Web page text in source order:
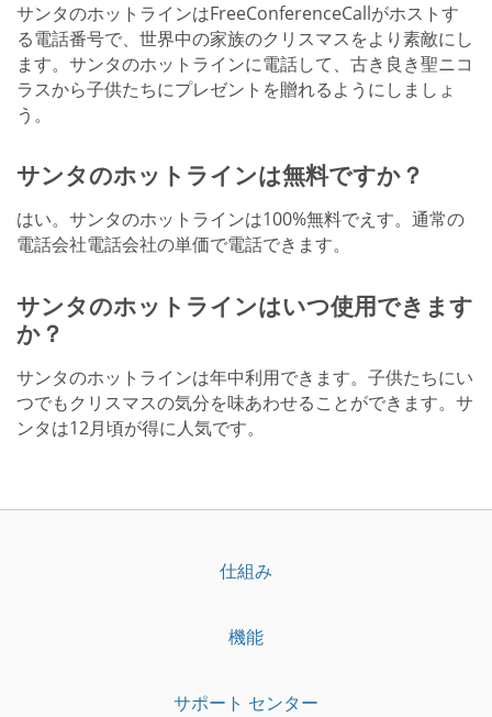
サンタのホットラインはFreeConferenceCallがホストす
る電話番号で、世界中の家族のクリスマスをより素敵にし
ます。サンタのホットラインに電話して、古き良き聖ニコ
ラスから子供たちにプレゼントを贈れるようにしましょ
う。
サンタのホットラインは無料ですか？
はい。サンタのホットラインは100%無料でえす。通常の
電話会社電話会社の単価で電話できます。
サンタのホットラインはいつ使用できます
か？
サンタのホットラインは年中利用できます。子供たちにい
つでもクリスマスの気分を味あわせることができます。サ
ンタは12月頃が得に人気です。
仕組み
機能
サポート センター